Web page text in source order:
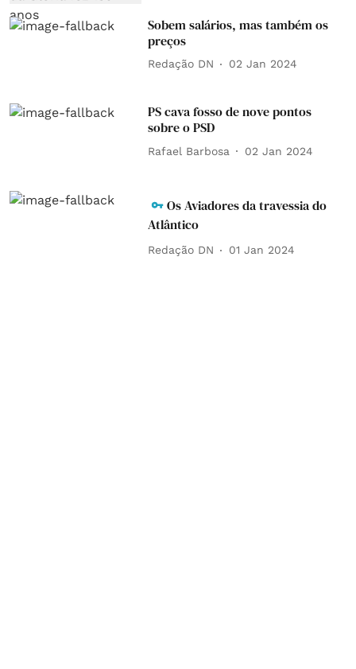
Sobem salários, mas também os
preços
Redação DN 02 Jan 2024
PS cava fosso de nove pontos
sobre o PSD
Rafael Barbosa 02 Jan 2024
Os Aviadores da travessia do
Atlântico
Redação DN 01 Jan 2024